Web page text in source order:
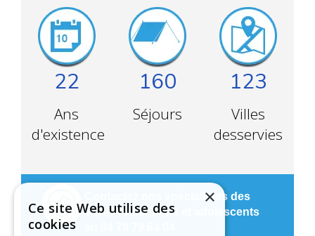
22
Ans
d'existence
160
Séjours
123
Villes
desservies
Contactez nos spécialistes des
vacances enfants et adolescents
×
Ce site Web utilise des
cookies